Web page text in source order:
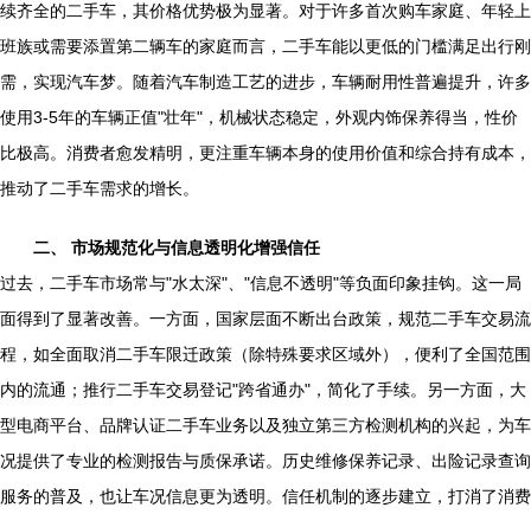
续齐全的二手车，其价格优势极为显著。对于许多首次购车家庭、年轻上
班族或需要添置第二辆车的家庭而言，二手车能以更低的门槛满足出行刚
需，实现汽车梦。随着汽车制造工艺的进步，车辆耐用性普遍提升，许多
使用3-5年的车辆正值"壮年"，机械状态稳定，外观内饰保养得当，性价
比极高。消费者愈发精明，更注重车辆本身的使用价值和综合持有成本，
推动了二手车需求的增长。
二、 市场规范化与信息透明化增强信任
过去，二手车市场常与"水太深"、"信息不透明"等负面印象挂钩。这一局
面得到了显著改善。一方面，国家层面不断出台政策，规范二手车交易流
程，如全面取消二手车限迁政策（除特殊要求区域外），便利了全国范围
内的流通；推行二手车交易登记"跨省通办"，简化了手续。另一方面，大
型电商平台、品牌认证二手车业务以及独立第三方检测机构的兴起，为车
况提供了专业的检测报告与质保承诺。历史维修保养记录、出险记录查询
服务的普及，也让车况信息更为透明。信任机制的逐步建立，打消了消费